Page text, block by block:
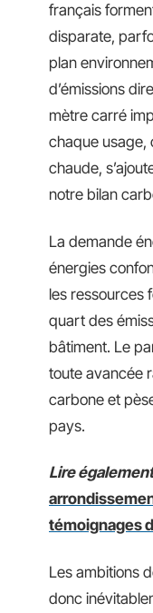
français
disparate,
plan
d’émissions
mètre carré
chaque usage,
chaude,
notre bilan
La demande
énergies
les ressources
quart des
bâtiment. Le
toute avancée
carbone et
pays.
Lire
témoignages
Les ambitions
donc